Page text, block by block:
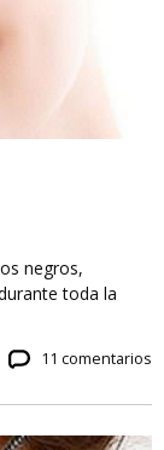
negros,
toda la
11 comentarios